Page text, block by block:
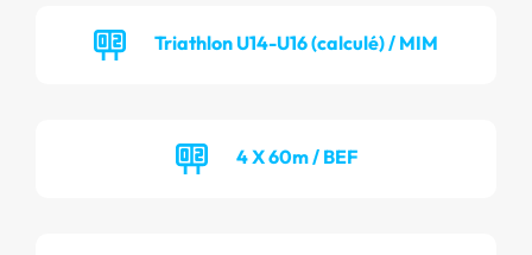
Triathlon U14-U16 (calculé) / MIM
4 X 60m / BEF